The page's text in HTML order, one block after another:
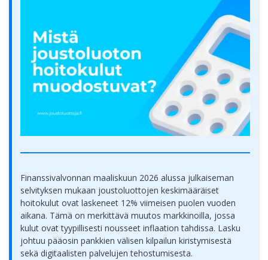
Finanssivalvonnan maaliskuun 2026 alussa julkaiseman
selvityksen mukaan joustoluottojen keskimääräiset
hoitokulut ovat laskeneet 12% viimeisen puolen vuoden
aikana. Tämä on merkittävä muutos markkinoilla, jossa
kulut ovat tyypillisesti nousseet inflaation tahdissa. Lasku
johtuu pääosin pankkien välisen kilpailun kiristymisestä
sekä digitaalisten palvelujen tehostumisesta.